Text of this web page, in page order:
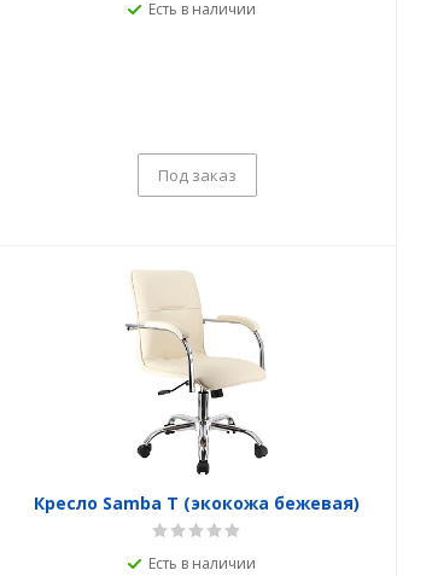
Есть в наличии
Под заказ
Кресло Samba T (экокожа бежевая)
Есть в наличии